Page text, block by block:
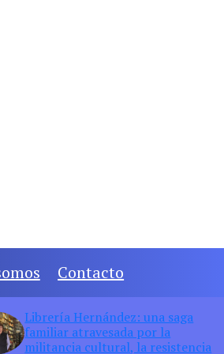
Contacto
Librería Hernández: una saga
familiar atravesada por la
militancia cultural, la resistencia